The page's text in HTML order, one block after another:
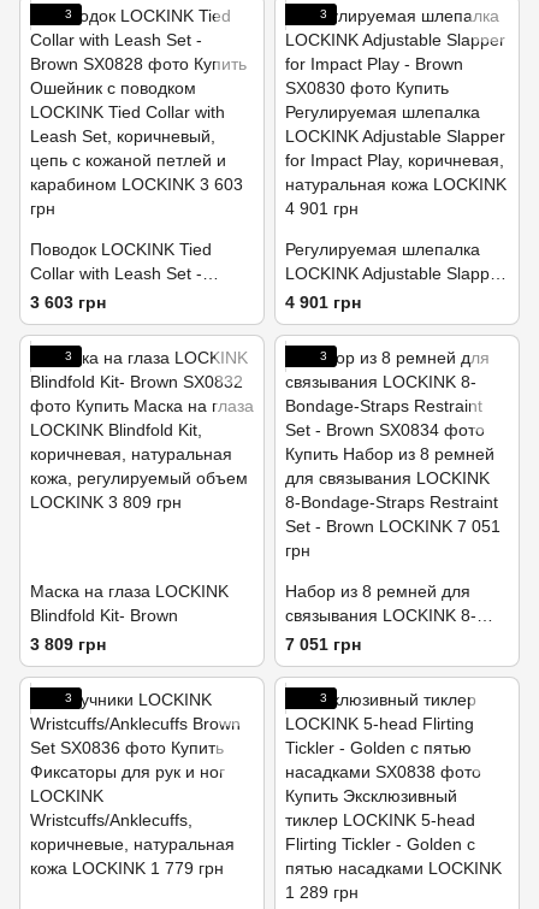
3
Поводок LOCKINK Tied
Collar with Leash Set -
Brown
3 603 грн
3
Регулируемая шлепалка
LOCKINK Adjustable Slapper
for Impact Play - Brown
4 901 грн
3
Маска на глаза LOCKINK
Blindfold Kit- Brown
3 809 грн
3
Набор из 8 ремней для
связывания LOCKINK 8-
Bondage-Straps Restraint
Set - Brown
7 051 грн
3 3